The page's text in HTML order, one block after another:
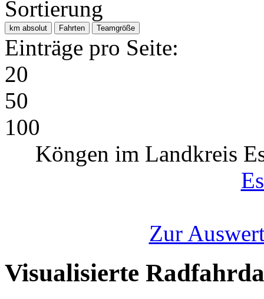
Sortierung
km absolut Fahrten Teamgröße
Einträge pro Seite:
20
50
100
Köngen im Landkreis
Zur
Visualisierte